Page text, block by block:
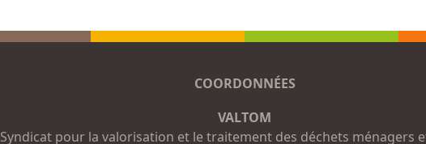
COORDONNÉES
VALTOM
Syndicat pour la valorisation et le traitement des déchets ménagers